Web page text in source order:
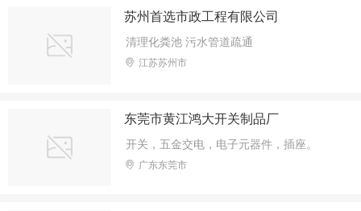
模块，新能源汽车主驱碳化硅功率模块，新
硅功率MOS
能互联连接器与线束，新能源汽车连接器，
新能源汽车高压连接器与线束，直流充电
座，耐高压连接器&插座，高能效电源连接
器，大功率RC-IGBT模块，IGBT模块驱动
T模块，国产碳化硅(SiC)MOSFET，IPM模
块，IGB
苏州首选市政工程有限公司
清理化粪池 污水管道疏通
江苏苏州市
东莞市黄江鸿大开关制品厂
开关，五金交电，电子元器件，插座。
广东东莞市